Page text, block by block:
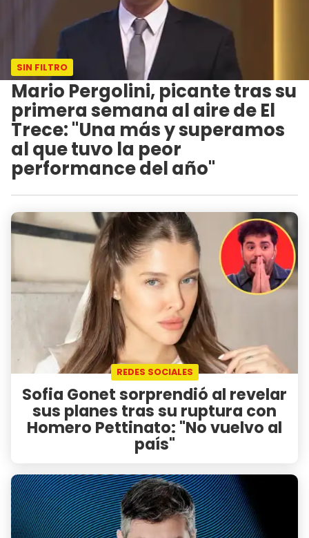
SIN FILTRO
Mario Pergolini, picante tras su
primera semana al aire de El
Trece: "Una más y superamos
al que tuvo la peor
performance del año"
REDES SOCIALES
Sofia Gonet sorprendió al revelar
sus planes tras su ruptura con
Homero Pettinato: "No vuelvo al
país"